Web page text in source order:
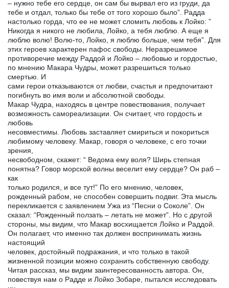
– нужно тебе его сердце, он сам бы вырвал его из груди, да
тебе и отдал, только бы тебе от того хорошо было”. Радда
настолько горда, что ее не может сломить любовь к Лойко: ”
Никогда я никого не любила, Лойко, а тебя люблю. А еще я
люблю волю! Волю-то, Лойко, я люблю больше, чем тебя”. Для
этих героев характерен пафос свободы. Неразрешимое
противоречие между Раддой и Лойко – любовью и гордостью,
по мнению Макара Чудры, может разрешиться только
смертью. И
сами герои отказываются от любви, счастья и предпочитают
погибнуть во имя воли и абсолютной свободы.
Макар Чудра, находясь в центре повествования, получает
возможность самореализации. Он считает, что гордость и
любовь
несовместимы. Любовь заставляет смириться и покориться
любимому человеку. Макар, говоря о человеке, с его точки
зрения,
несвободном, скажет: “ Ведома ему воля? Ширь степная
понятна? Говор морской волны веселит ему сердце? Он раб –
как
только родился, и все тут!” По его мнению, человек,
рожденный рабом, не способен совершить подвиг. Эта мысль
перекликается с заявлением Ужа из “Песни о Соколе”. Он
сказал: “Рожденный ползать – летать не может”. Но с другой
стороны, мы видим, что Макар восхищается Лойко и Раддой.
Он полагает, что именно так должен воспринимать жизнь
настоящий
человек, достойный подражания, и что только в такой
жизненной позиции можно сохранить собственную свободу.
Читая рассказ, мы видим заинтересованность автора. Он,
повествуя нам о Радде и Лойко Зобаре, пытался исследовать